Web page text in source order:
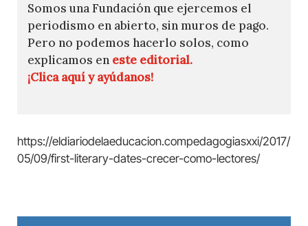
Somos una Fundación que ejercemos el
periodismo en abierto, sin muros de pago.
Pero no podemos hacerlo solos, como
explicamos en este editorial.
¡Clica aquí y ayúdanos!
https://eldiariodelaeducacion.compedagogiasxxi/2017/
05/09/first-literary-dates-crecer-como-lectores/